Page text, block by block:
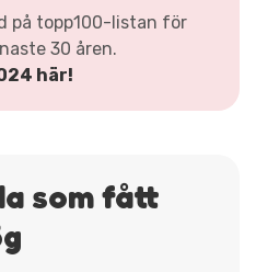
på topp100-listan för
30 åren.
här!
som fått